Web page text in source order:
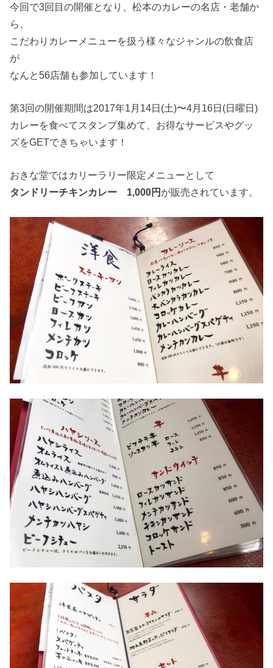
今回で3回目の開催となり、松本のカレーの名店・老舗か
ら、
こだわりカレーメニューを扱う様々なジャンルの飲食店
が
なんと56店舗も参加しています！
第3回の開催期間は2017年1月14日(土)〜4月16日(日曜日)
カレーを食べてスタンプ集めて、お得なサービスやグッ
ズをGETできちゃいます！
おきな堂ではカリーラリー限定メニューとして
タンドリーチキンカレー 1,000円 が販売されています。